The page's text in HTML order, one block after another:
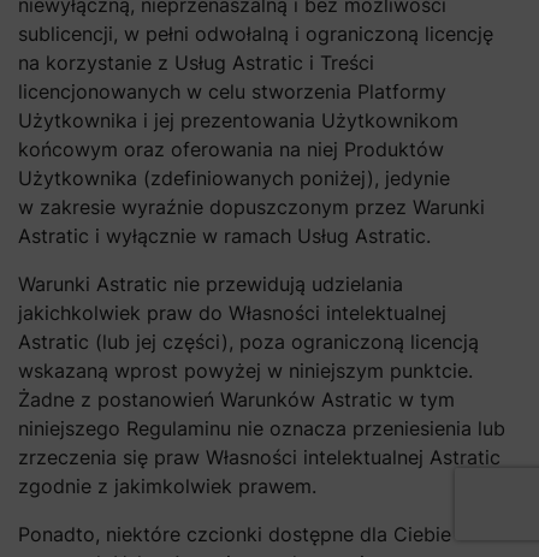
niewyłączną, nieprzenaszalną i bez możliwości
sublicencji, w pełni odwołalną i ograniczoną licencję
na korzystanie z Usług Astratic i Treści
licencjonowanych w celu stworzenia Platformy
Użytkownika i jej prezentowania Użytkownikom
końcowym oraz oferowania na niej Produktów
Użytkownika (zdefiniowanych poniżej), jedynie
w zakresie wyraźnie dopuszczonym przez Warunki
Astratic i wyłącznie w ramach Usług Astratic.
Warunki Astratic nie przewidują udzielania
jakichkolwiek praw do Własności intelektualnej
Astratic (lub jej części), poza ograniczoną licencją
wskazaną wprost powyżej w niniejszym punktcie.
Żadne z postanowień Warunków Astratic w tym
niniejszego Regulaminu nie oznacza przeniesienia lub
zrzeczenia się praw Własności intelektualnej Astratic
zgodnie z jakimkolwiek prawem.
Ponadto, niektóre czcionki dostępne dla Ciebie